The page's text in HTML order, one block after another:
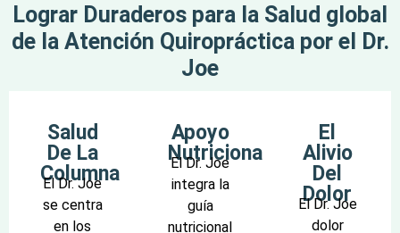
Lograr Duraderos para la Salud global
de la Atención Quiropráctica por el Dr.
Joe
Salud
De La
Columna
El Dr. Joe
se centra
en los
Apoyo
Nutricional
El Dr. Joe
integra la
guía
nutricional
El
Alivio
Del
Dolor
El Dr. Joe
dolor